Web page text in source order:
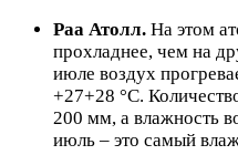
Раа Атолл. На этом
прохладнее, чем на
июле воздух
+27+28 °C.
200 мм, а влажность
июль – это самый